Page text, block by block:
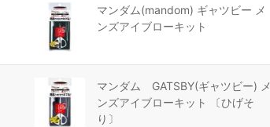
マンダム(mandom) ギャツビー メ
ンズアイブローキット
マンダム GATSBY(ギャツビー) メ
ンズアイブローキット 〔ひげそ
り〕